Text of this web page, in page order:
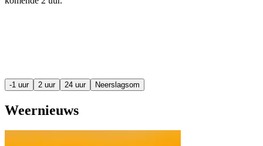
-1 uur 2 uur 24 uur Neerslagsom
Weernieuws